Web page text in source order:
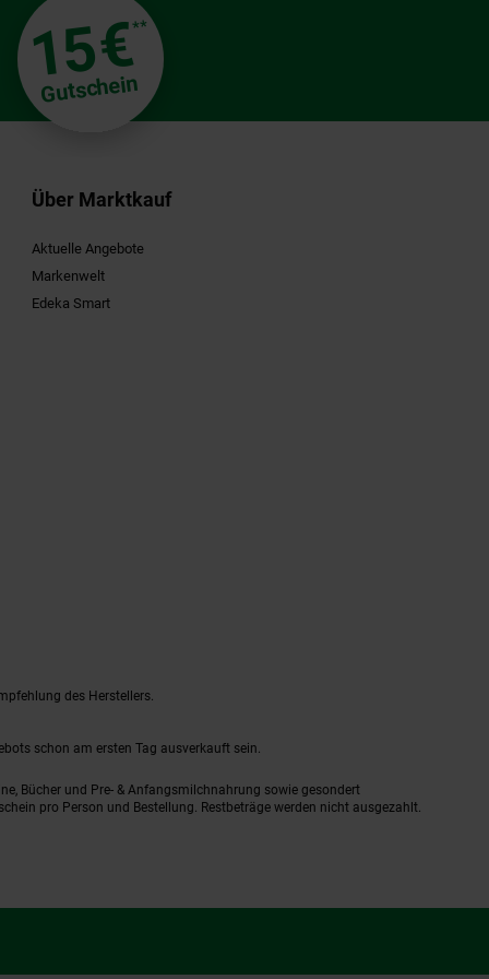
15€**
Gutschein
Über Marktkauf
Aktuelle Angebote
Markenwelt
Edeka Smart
des Herstellers.
schon am ersten Tag ausverkauft sein.
Bücher und Pre- & Anfangsmilchnahrung sowie gesondert
pro Person und Bestellung. Restbeträge werden nicht ausgezahlt.